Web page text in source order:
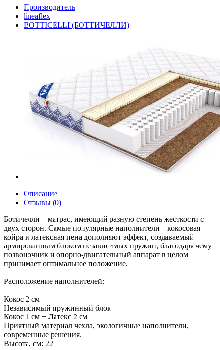
Производитель
lineaflex
BOTTICELLI (БОТТИЧЕЛЛИ)
Описание
Отзывы (0)
Ботичелли – матрас, имеющий разную степень жесткости с
двух сторон. Самые популярные наполнители – кокосовая
койра и латексная пена дополняют эффект, создаваемый
армированным блоком независимых пружин, благодаря чему
позвоночник и опорно-двигательный аппарат в целом
принимает оптимальное положение.
Расположение наполнителей:
Кокос 2 см
Независимый пружинный блок
Кокос 1 см + Латекс 2 см
Приятный материал чехла, экологичные наполнители,
современные решения.
Высота, см: 22